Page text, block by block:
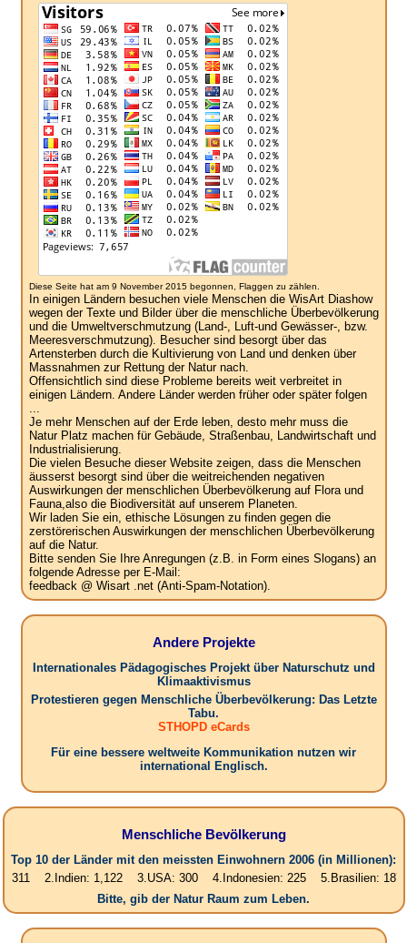
Diese Seite hat am 9 November 2015 begonnen, Flaggen zu zählen.
In einigen Ländern besuchen viele Menschen die WisArt Diashow
wegen der Texte und Bilder über die menschliche Überbevölkerung
und die Umweltverschmutzung (Land-, Luft-und Gewässer-, bzw.
Meeresverschmutzung). Besucher sind besorgt über das
Artensterben durch die Kultivierung von Land und denken über
Massnahmen zur Rettung der Natur nach.
Offensichtlich sind diese Probleme bereits weit verbreitet in
einigen Ländern. Andere Länder werden früher oder später folgen
...
Je mehr Menschen auf der Erde leben, desto mehr muss die
Natur Platz machen für Gebäude, Straßenbau, Landwirtschaft und
Industrialisierung.
Die vielen Besuche dieser Website zeigen, dass die Menschen
äusserst besorgt sind über die weitreichenden negativen
Auswirkungen der menschlichen Überbevölkerung auf Flora und
Fauna,also die Biodiversität auf unserem Planeten.
Wir laden Sie ein, ethische Lösungen zu finden gegen die
zerstörerischen Auswirkungen der menschlichen Überbevölkerung
auf die Natur.
Bitte senden Sie Ihre Anregungen (z.B. in Form eines Slogans) an
folgende Adresse per E-Mail:
feedback @ Wisart .net (Anti-Spam-Notation).
Andere Projekte
Internationales Pädagogisches Projekt über Naturschutz und
Klimaaktivismus
Protestieren gegen Menschliche Überbevölkerung: Das Letzte
Tabu.
STHOPD eCards
Für eine bessere weltweite Kommunikation nutzen wir
international Englisch.
Menschliche Bevölkerung
Top 10 der Länder mit den meissten Einwohnern 2006 (in Millionen):
1,122 3.USA: 300 4.Indonesien: 225 5.Brasilien: 187
Bitte, gib der Natur Raum zum Leben.